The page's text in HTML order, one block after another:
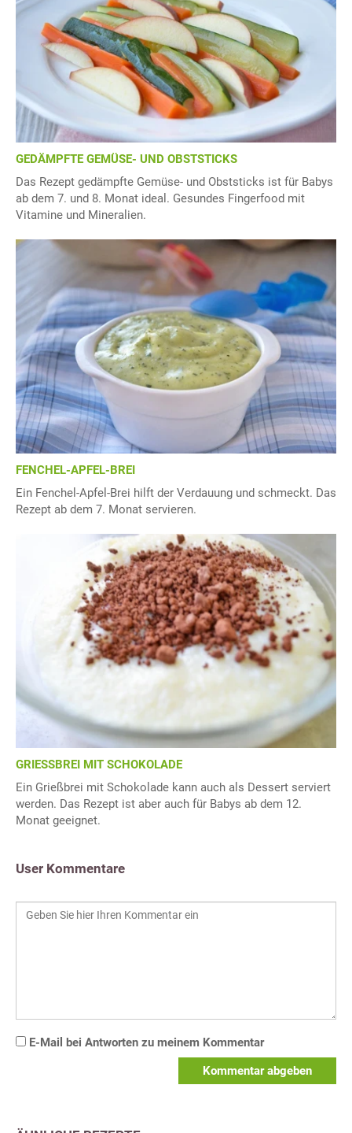
GEDÄMPFTE GEMÜSE- UND OBSTSTICKS
Das Rezept gedämpfte Gemüse- und Obststicks ist für Babys
ab dem 7. und 8. Monat ideal. Gesundes Fingerfood mit
Vitamine und Mineralien.
FENCHEL-APFEL-BREI
Ein Fenchel-Apfel-Brei hilft der Verdauung und schmeckt. Das
Rezept ab dem 7. Monat servieren.
GRIESSBREI MIT SCHOKOLADE
Ein Grießbrei mit Schokolade kann auch als Dessert serviert
werden. Das Rezept ist aber auch für Babys ab dem 12.
Monat geeignet.
User Kommentare
E-Mail bei Antworten zu meinem Kommentar
Kommentar abgeben